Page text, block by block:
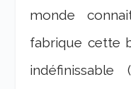
monde
fabrique cette